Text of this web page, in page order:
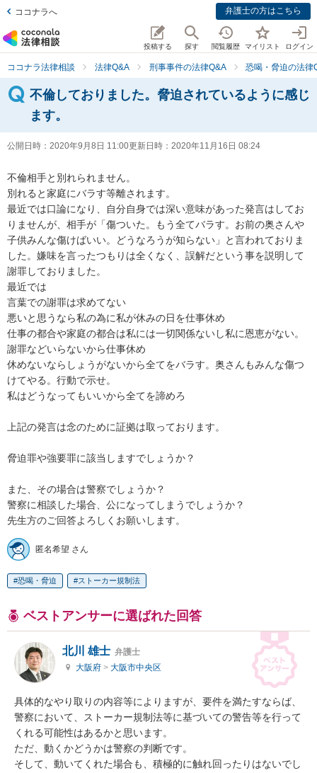
ココナラへ 弁護士の方はこちら
投稿する 探す 閲覧履歴 マイリスト ログイン
ココナラ法律相談 法律Q&A 刑事事件の法律Q&A 恐喝・脅迫の法律
不倫しておりました。脅迫されているように感じ
ます。
公開日時： 2020年9月8日 11:00更新日時： 2020年11月16日 08:24
不倫相手と別れられません。
別れると家庭にバラす等離されます。
最近では口論になり、自分自身では深い意味があった発言はしてお
りませんが、相手が「傷ついた。もう全てバラす。お前の奥さんや
子供みんな傷けばいい。どうなろうが知らない」と言われておりま
した。嫌味を言ったつもりは全くなく、誤解だという事を説明して
謝罪しておりました。
最近では
言葉での謝罪は求めてない
悪いと思うなら私の為に私が休みの日を仕事休め
仕事の都合や家庭の都合は私には一切関係ないし私に恩恵がない。
謝罪などいらないから仕事休め
休めないならしょうがないから全てをバラす。奥さんもみんな傷つ
けてやる。行動で示せ。
私はどうなってもいいから全てを諦めろ
上記の発言は念のために証拠は取っております。
脅迫罪や強要罪に該当しますでしょうか？
また、その場合は警察でしょうか？
警察に相談した場合、公になってしまうでしょうか？
先生方のご回答よろしくお願いします。
匿名希望 さん
恐喝・脅迫 ストーカー規制法
ベストアンサーに選ばれた回答
北川 雄士 弁護士
大阪府 > 大阪市中央区
具体的なやり取りの内容等によりますが、要件を満たすならば、
警察において、ストーカー規制法等に基づいての警告等を行って
くれる可能性はあるかと思います。
ただ、動くかどうかは警察の判断です。
そして、動いてくれた場合も、積極的に触れ回ったりはないでし